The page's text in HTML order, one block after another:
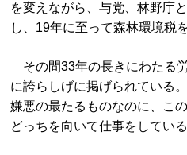
を変えながら、与党、林野庁
し、19年に至って森林環境税
その間33年の長きにわたる
に誇らしげに掲げられている
嫌悪の最たるものなのに、こ
どっちを向いて仕事をしてい